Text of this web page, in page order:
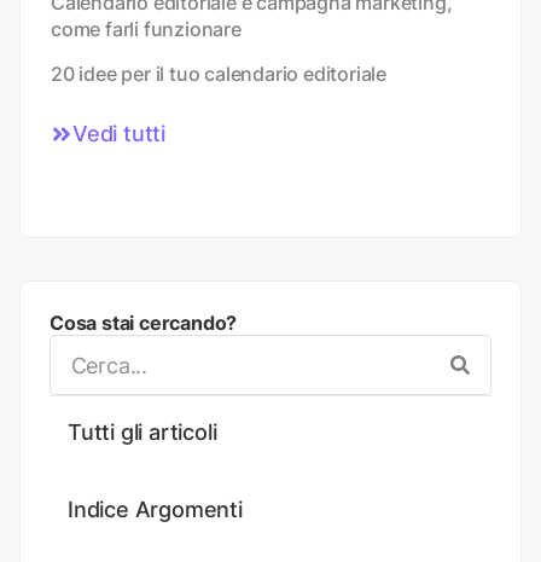
come farli funzionare
20 idee per il tuo calendario editoriale
Vedi tutti
Cosa stai cercando?
Tutti gli articoli
Indice Argomenti